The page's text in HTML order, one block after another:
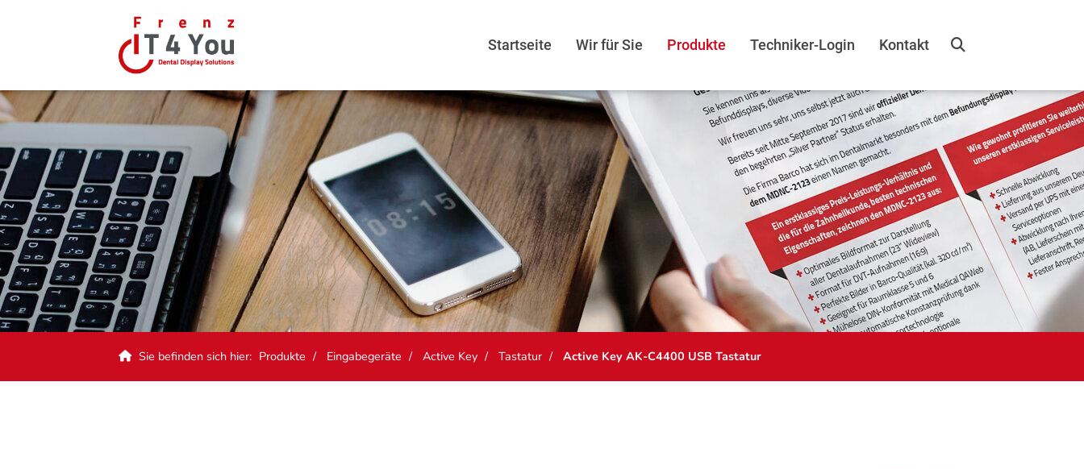
Startseite Wir für Sie Produkte Techniker-Login Kontakt
Sie befinden sich hier: Produkte Eingabegeräte Active Key Tastatur Active Key AK-C4400 USB Tastatur